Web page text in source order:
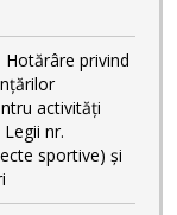
Hotărâre privind
activităţi
nr.
sportive) și